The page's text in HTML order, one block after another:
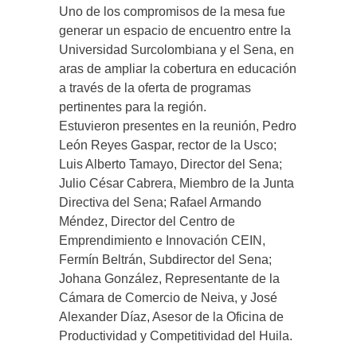
Uno de los compromisos de la mesa fue
generar un espacio de encuentro entre la
Universidad Surcolombiana y el Sena, en
aras de ampliar la cobertura en educación
a través de la oferta de programas
pertinentes para la región.
Estuvieron presentes en la reunión, Pedro
León Reyes Gaspar, rector de la Usco;
Luis Alberto Tamayo, Director del Sena;
Julio César Cabrera, Miembro de la Junta
Directiva del Sena; Rafael Armando
Méndez, Director del Centro de
Emprendimiento e Innovación CEIN,
Fermín Beltrán, Subdirector del Sena;
Johana González, Representante de la
Cámara de Comercio de Neiva, y José
Alexander Díaz, Asesor de la Oficina de
Productividad y Competitividad del Huila.